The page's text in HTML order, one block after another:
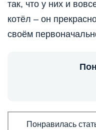
так, что у них и
котёл – он
своём
Понравилась